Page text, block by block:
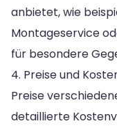
anbietet, wie
Montageservice
für besondere
4. Preise und
Preise
detaillierte